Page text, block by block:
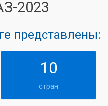
2023
представлены:
10
стран